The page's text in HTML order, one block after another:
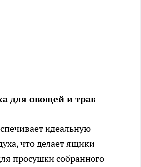
для овощей и трав
идеальную
что делает ящики
просушки собранного